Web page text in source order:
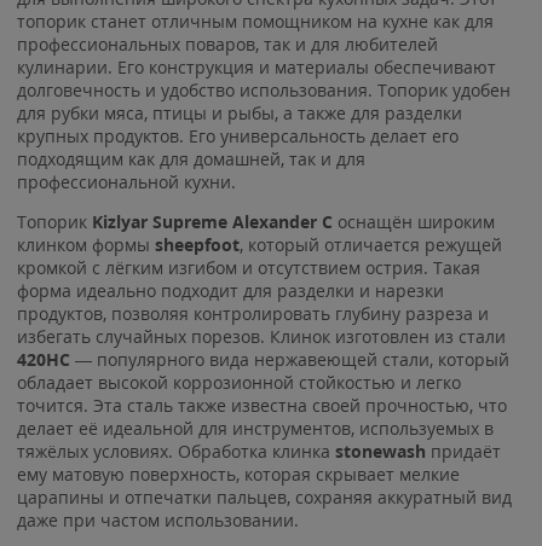
топорик станет отличным помощником на кухне как для
профессиональных поваров, так и для любителей
кулинарии. Его конструкция и материалы обеспечивают
долговечность и удобство использования. Топорик удобен
для рубки мяса, птицы и рыбы, а также для разделки
крупных продуктов. Его универсальность делает его
подходящим как для домашней, так и для
профессиональной кухни.
Топорик Kizlyar Supreme Alexander C оснащён широким
клинком формы sheepfoot, который отличается режущей
кромкой с лёгким изгибом и отсутствием острия. Такая
форма идеально подходит для разделки и нарезки
продуктов, позволяя контролировать глубину разреза и
избегать случайных порезов. Клинок изготовлен из стали
420HC — популярного вида нержавеющей стали, который
обладает высокой коррозионной стойкостью и легко
точится. Эта сталь также известна своей прочностью, что
делает её идеальной для инструментов, используемых в
тяжёлых условиях. Обработка клинка stonewash придаёт
ему матовую поверхность, которая скрывает мелкие
царапины и отпечатки пальцев, сохраняя аккуратный вид
даже при частом использовании.